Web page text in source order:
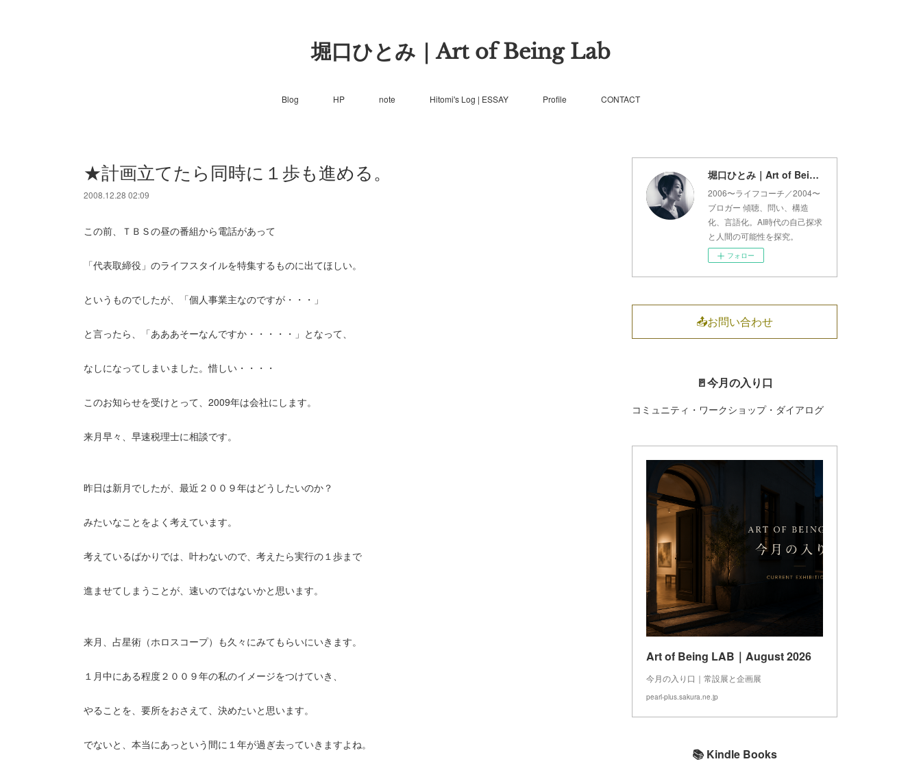
堀口ひとみ｜Art of Being Lab
Blog HP note Hitomi's Log | ESSAY Profile CONTACT
★計画立てたら同時に１歩も進める。
2008.12.28 02:09
この前、ＴＢＳの昼の番組から電話があって
「代表取締役」のライフスタイルを特集するものに出てほしい。
というものでしたが、「個人事業主なのですが・・・」
と言ったら、「あああそーなんですか・・・・・」となって、
なしになってしまいました。惜しい・・・・
このお知らせを受けとって、2009年は会社にします。
来月早々、早速税理士に相談です。
昨日は新月でしたが、最近２００９年はどうしたいのか？
みたいなことをよく考えています。
考えているばかりでは、叶わないので、考えたら実行の１歩まで
進ませてしまうことが、速いのではないかと思います。
来月、占星術（ホロスコープ）も久々にみてもらいにいきます。
１月中にある程度２００９年の私のイメージをつけていき、
やることを、要所をおさえて、決めたいと思います。
でないと、本当にあっという間に１年が過ぎ去っていきますよね。
堀口ひとみ｜Art of Being Lab
2006〜ライフコーチ／2004〜
ブロガー 傾聴、問い、構造
化、言語化。AI時代の自己探求
と人間の可能性を探究。
フォロー
📤お問い合わせ
🚪今月の入り口
コミュニティ・ワークショップ・ダイアログ
Art of Being LAB｜August 2026
今月の入り口｜常設展と企画展
pearl-plus.sakura.ne.jp
📚 Kindle Books